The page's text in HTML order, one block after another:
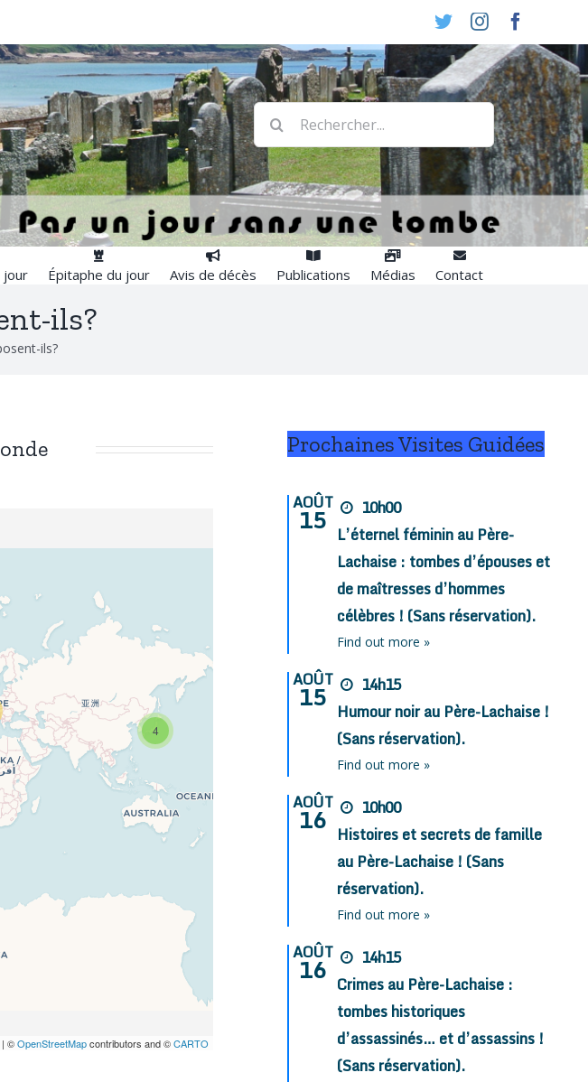
TwitterInstagram
Rechercher:
jour Épitaphe du jour Avis de décès Publications Médias Contact
ils?
ils?
Map is loading...
your page is loaded
files are missing.
4
©OpenStreetMapcontributors and ©CARTO
Prochaines Visites Guidées
AOÛT
15
10h00
L’éternel féminin au Père-
Lachaise : tombes d’épouses et
de maîtresses d’hommes
célèbres ! (Sans réservation).
Find out more »
AOÛT
15
14h15
Humour noir au Père-Lachaise !
(Sans réservation).
Find out more »
AOÛT
16
10h00
Histoires et secrets de famille
au Père-Lachaise ! (Sans
réservation).
Find out more »
AOÛT
16
14h15
Crimes au Père-Lachaise :
tombes historiques
d’assassinés… et d’assassins !
(Sans réservation).